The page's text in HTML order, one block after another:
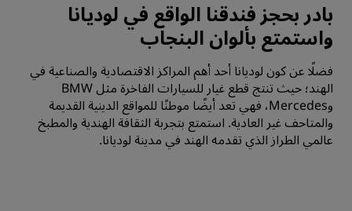
بادر بحجز فندقنا الواقع في لوديانا
واستمتع بألوان البنجاب
فضلًا عن كون لوديانا أحد أهم المراكز الاقتصادية والصناعية في
الهند؛ حيث تنتج قطع غيار للسيارات الفاخرة مثل BMW
وMercedes، فهي تعد أيضًا موطنًا للمواقع الدينية القديمة
والمتاحف غير العادية. استمتع بتجربة الثقافة الهندية والمطبخ
عالمي الطراز الذي تقدمه الهند في مدينة لوديانا.